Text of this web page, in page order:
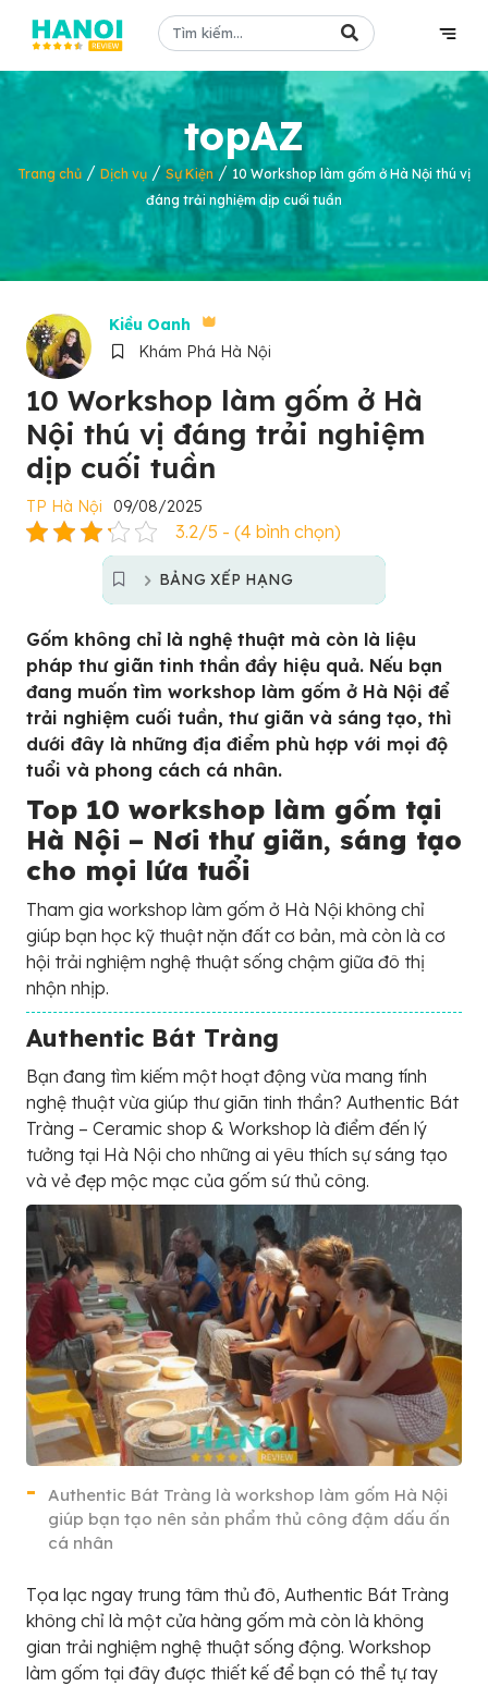
topAZ
Trang chủ / Dịch vụ /Sự Kiện / 10 Workshop làm gốm ở Hà Nội thú vị
đáng trải nghiệm dịp cuối tuần
Kiều Oanh
Khám Phá Hà Nội
10 Workshop làm gốm ở Hà
Nội thú vị đáng trải nghiệm
dịp cuối tuần
TP Hà Nội 09/08/2025
3.2/5 - (4 bình chọn)
BẢNG XẾP HẠNG
Gốm không chỉ là nghệ thuật mà còn là liệu
pháp thư giãn tinh thần đầy hiệu quả. Nếu bạn
đang muốn tìm workshop làm gốm ở Hà Nội để
trải nghiệm cuối tuần, thư giãn và sáng tạo, thì
dưới đây là những địa điểm phù hợp với mọi độ
tuổi và phong cách cá nhân.
Top 10 workshop làm gốm tại
Hà Nội – Nơi thư giãn, sáng tạo
cho mọi lứa tuổi
Tham gia workshop làm gốm ở Hà Nội không chỉ
giúp bạn học kỹ thuật nặn đất cơ bản, mà còn là cơ
hội trải nghiệm nghệ thuật sống chậm giữa đô thị
nhộn nhịp.
Authentic Bát Tràng
Bạn đang tìm kiếm một hoạt động vừa mang tính
nghệ thuật vừa giúp thư giãn tinh thần? Authentic Bát
Tràng – Ceramic shop & Workshop là điểm đến lý
tưởng tại Hà Nội cho những ai yêu thích sự sáng tạo
và vẻ đẹp mộc mạc của gốm sứ thủ công.
Authentic Bát Tràng là workshop làm gốm Hà Nội
giúp bạn tạo nên sản phẩm thủ công đậm dấu ấn
cá nhân
Tọa lạc ngay trung tâm thủ đô, Authentic Bát Tràng
không chỉ là một cửa hàng gốm mà còn là không
gian trải nghiệm nghệ thuật sống động. Workshop
làm gốm tại đây được thiết kế để bạn có thể tự tay